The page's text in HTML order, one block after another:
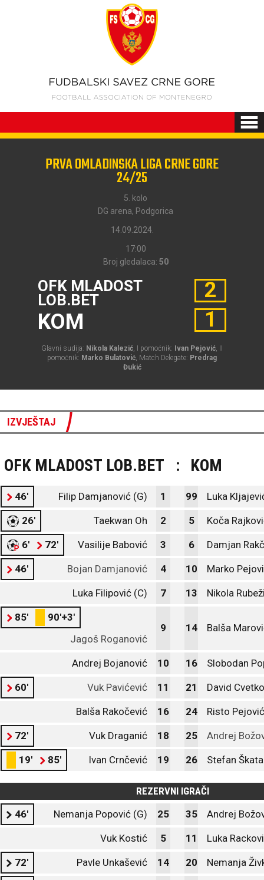
PRVA OMLADINSKA LIGA CRNE GORE
24/25
5. kolo
DG arena, Podgorica
14.09.2024.
17:00
Broj gledalaca: 50
OFK MLADOST
LOB.BET
KOM
2
1
Glavni sudija: Nikola Kalezić, I pomoćnik: Ivan Pejović, II
pomoćnik: Marko Bulatović, Match Delegate: Predrag
Đukić
IZVJEŠTAJ
OFK MLADOST LOB.BET : KOM
46' Filip Damjanović (G) 1 99 Luka
26' Taekwan Oh 2 5 Koča
6' 72' Vasilije Babović 3 6 Damjan
46' Bojan Damjanović 4 10 Marko
Luka Filipović (C) 7 13 Nikola
85'
90'+3'
Jagoš Roganović
9 14 Balša
Andrej Bojanović 10 16 Slobodan
60' Vuk Pavićević 11 21 David
Balša Rakočević 16 24 Risto Pejović
72' Vuk Draganić 18 25 Andrej
19' 85' Ivan Crnčević 19 26 Stefan
REZERVNI IGRAČI
46'
Nemanja Popović (G) 25 35 Andrej
Vuk Kostić 5 11 Luka
72' Pavle Unkašević 14 20 Nemanja